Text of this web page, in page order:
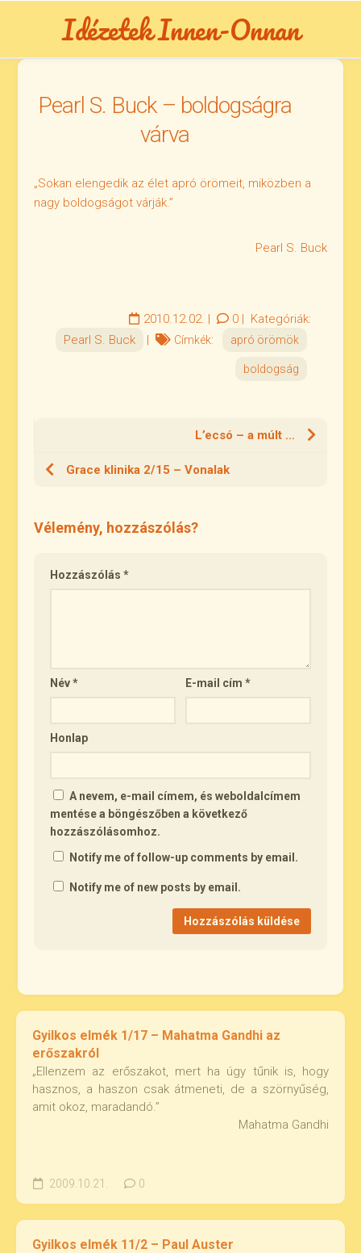
Idézetek Innen-Onnan
Pearl S. Buck – boldogságra
várva
„Sokan elengedik az élet apró örömeit, miközben a
nagy boldogságot várják.”
Pearl S. Buck
2010.12.02. | 0| Kategóriák:
Pearl S. Buck
| Címkék: apró örömök
boldogság
L’ecsó – a múlt …
Grace klinika 2/15 – Vonalak
Vélemény, hozzászólás?
Hozzászólás*
Név* E-mail cím*
Honlap
A nevem, e-mail címem, és weboldalcímem
mentése a böngészőben a következő
hozzászólásomhoz.
Notify me of follow-up comments by email.
Notify me of new posts by email.
Gyilkos elmék 1/17 – Mahatma Gandhi az
erőszakról
„Ellenzem az erőszakot, mert ha úgy tűnik is, hogy
hasznos, a haszon csak átmeneti, de a szörnyűség,
amit okoz, maradandó.”
Mahatma Gandhi
2009.10.21. 0
Gyilkos elmék 11/2 – Paul Auster